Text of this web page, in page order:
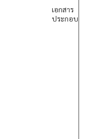
เอกสาร
ประกอบ